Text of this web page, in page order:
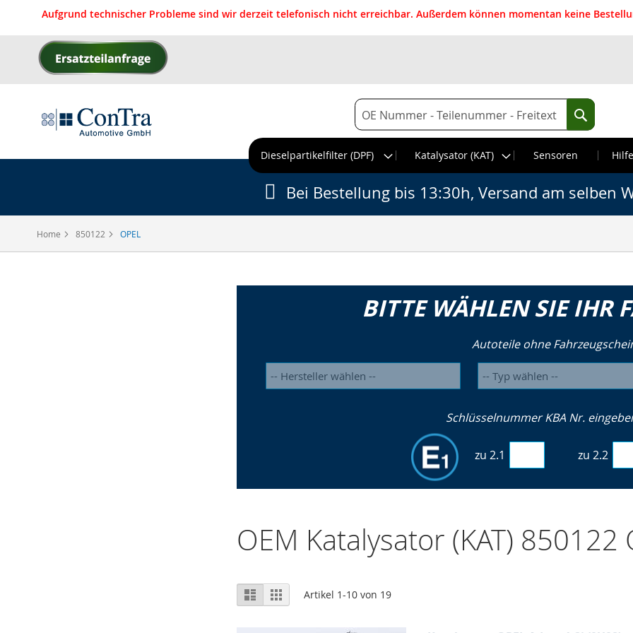
Aufgrund technischer Probleme sind wir derzeit telefonisch nicht erreichbar. Außerdem können momentan keine
Direkt
zum
Suche
Suche
Dieselpartikelfilter (DPF)
Katalysator (KAT) Sensoren
Home 850122 OPEL
Bei Bestellung bis 13:30h, Versand am selben
BITTE WÄHLEN SIE IHR
Autoteile ohne
Schlüsselnummer KBA Nr.
zu 2.1 zu 2.2
OEM Katalysator (KAT) 850122
Ansicht
als
Liste RasterArtikel 1-10 von 19